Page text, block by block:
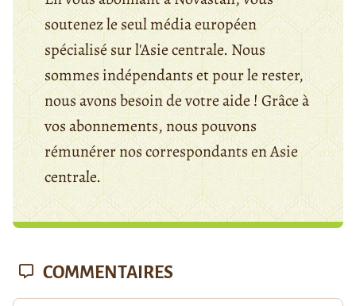
soutenez le seul média européen
spécialisé sur l'Asie centrale. Nous
sommes indépendants et pour le rester,
nous avons besoin de votre aide ! Grâce à
vos abonnements, nous pouvons
rémunérer nos correspondants en Asie
centrale.
COMMENTAIRES